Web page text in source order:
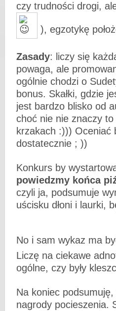
czy trudności drogi,
), egzotykę
Zasady: liczy się
powaga, ale
ogólnie chodzi o
bonus. Skałki, gdzie
jest bardzo blisko od
choć nie nie znaczy
krzakach :))) Oceniać
dostatecznie ; ))
Konkurs by
powiedzmy końca
czyli ja, podsumuje
uścisku dłoni i laurki,
No i sam wykaz ma
Liczę na ciekawe
ogólne, czy były
Na koniec
nagrody pocieszenia.